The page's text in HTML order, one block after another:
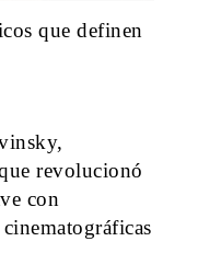
que definen
revolucionó
con